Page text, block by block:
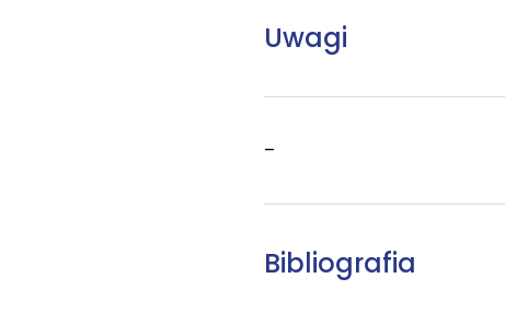
Uwagi
–
Bibliografia